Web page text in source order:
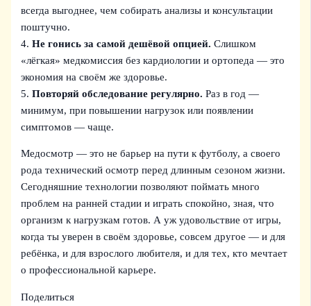
всегда выгоднее, чем собирать анализы и консультации
поштучно.
4.Не гонись за самой дешёвой опцией. Слишком
«лёгкая» медкомиссия без кардиологии и ортопеда — это
экономия на своём же здоровье.
5.Повторяй обследование регулярно. Раз в год —
минимум, при повышении нагрузок или появлении
симптомов — чаще.
Медосмотр — это не барьер на пути к футболу, а своего
рода технический осмотр перед длинным сезоном жизни.
Сегодняшние технологии позволяют поймать много
проблем на ранней стадии и играть спокойно, зная, что
организм к нагрузкам готов. А уж удовольствие от игры,
когда ты уверен в своём здоровье, совсем другое — и для
ребёнка, и для взрослого любителя, и для тех, кто мечтает
о профессиональной карьере.
Поделиться